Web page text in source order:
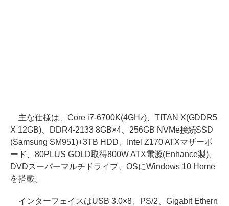
主な仕様は、Core i7-6700K(4GHz)、TITAN X(GDDR5
X 12GB)、DDR4-2133 8GB×4、256GB NVMe接続SSD
(Samsung SM951)+3TB HDD、Intel Z170 ATXマザーボ
ード、80PLUS GOLD取得800W ATX電源(Enhance製)、
DVDスーパーマルチドライブ、OSにWindows 10 Home
を搭載。
インターフェイスはUSB 3.0×8、PS/2、Gigabit Ethern